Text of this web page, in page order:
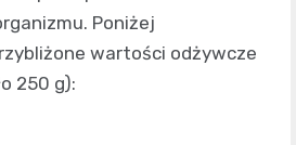
Poniżej
wartości odżywcze
250 g):